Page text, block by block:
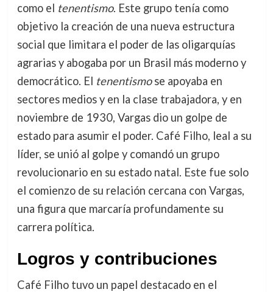
como el tenentismo. Este grupo tenía como
objetivo la creación de una nueva estructura
social que limitara el poder de las oligarquías
agrarias y abogaba por un Brasil más moderno y
democrático. El tenentismose apoyaba en
sectores medios y en la clase trabajadora, y en
noviembre de 1930, Vargas dio un golpe de
estado para asumir el poder. Café Filho, leal a su
líder, se unió al golpe y comandó un grupo
revolucionario en su estado natal. Este fue solo
el comienzo de su relación cercana con Vargas,
una figura que marcaría profundamente su
carrera política.
Logros y contribuciones
Café Filho tuvo un papel destacado en el